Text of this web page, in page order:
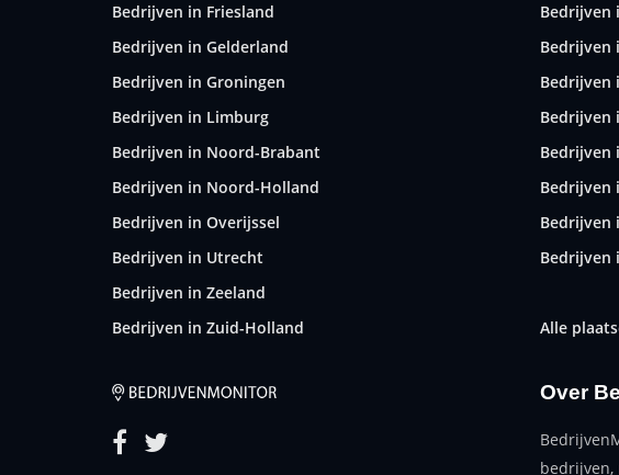
Bedrijven in Friesland
Bedrijven in Gelderland
Bedrijven in Groningen
Bedrijven in Limburg
Bedrijven in Noord-Brabant
Bedrijven in Noord-Holland
Bedrijven in Overijssel
Bedrijven in Utrecht
Bedrijven in Zeeland
Bedrijven in Zuid-Holland
Bedrijven
Bedrijven
Bedrijven
Bedrijven
Bedrijven
Bedrijven
Bedrijven
Bedrijven
Alle
Over
bedrijven,